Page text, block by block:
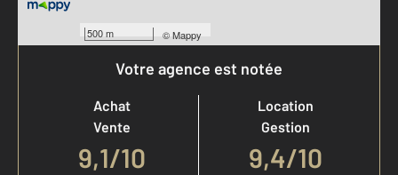
500 m ©Mappy
Votre agence est notée
Achat
Vente
9,1/10
Location
Gestion
9,4/10